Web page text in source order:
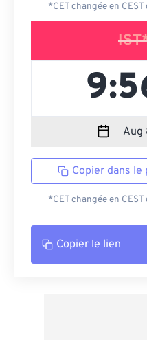
*CET changée en
Copier dans
*CET changée en
Copier le lien